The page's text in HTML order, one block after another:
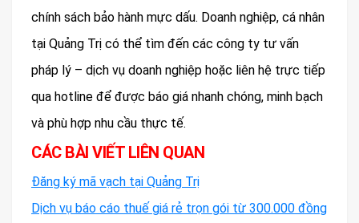
chính sách bảo hành mực dấu. Doanh nghiệp, cá nhân
tại Quảng Trị có thể tìm đến các công ty tư vấn
pháp lý – dịch vụ doanh nghiệp hoặc liên hệ trực tiếp
qua hotline để được báo giá nhanh chóng, minh bạch
và phù hợp nhu cầu thực tế.
CÁC BÀI VIẾT LIÊN QUAN
Đăng ký mã vạch tại Quảng Trị
Dịch vụ báo cáo thuế giá rẻ trọn gói từ 300.000 đồng